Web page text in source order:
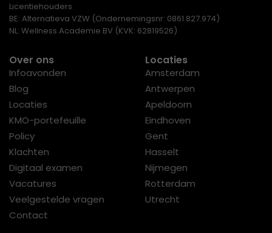
Licentiehouders
BE: Alternatieva VZW (Ondernemingsnr: 0861.827.974)
NL: Wellness Academie BV (KVK: 62819526)
Over ons
Infoavonden
Blog
Locaties
KMO-portefeuille
Policy
Klachten
Digitaal examen
Vacatures
Veelgestelde vragen
Contact
Locaties
Amsterdam
Antwerpen
Apeldoorn
Eindhoven
Gent
Hasselt
Nijmegen
Rotterdam
Utrecht